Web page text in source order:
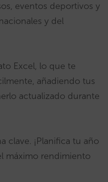
eventos deportivos y
y del
Excel, lo que te
añadiendo tus
actualizado durante
clave. ¡Planifica tu año
máximo rendimiento